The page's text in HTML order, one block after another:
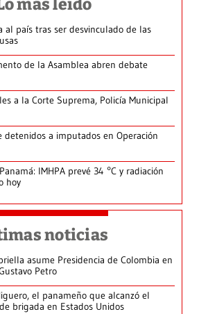
más leído
al país tras ser desvinculado de las
de la Asamblea abren debate
a la Corte Suprema, Policía Municipal
a imputados en Operación
IMHPA prevé 34 °C y radiación
hoy
noticias
asume Presidencia de Colombia en
Petro
el panameño que alcanzó el
brigada en Estados Unidos